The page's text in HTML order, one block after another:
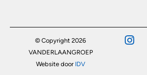
© Copyright 2026
VANDERLAANGROEP
Website door IDV